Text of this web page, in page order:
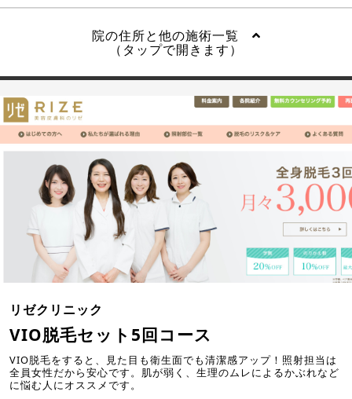
院の住所と他の施術一覧
（タップで開きます）
リゼクリニック
VIO脱毛セット5回コース
VIO脱毛をすると、見た目も衛生面でも清潔感アップ！照射担当は
全員女性だから安心です。肌が弱く、生理のムレによるかぶれなど
に悩む人にオススメです。